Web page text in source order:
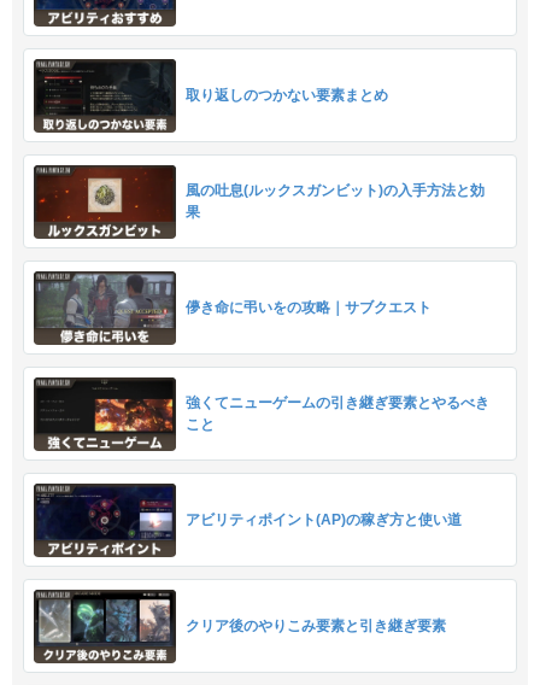
取り返しのつかない要素まとめ
風の吐息(ルックスガンビット)の入手方法と効
果
儚き命に弔いをの攻略｜サブクエスト
強くてニューゲームの引き継ぎ要素とやるべき
こと
アビリティポイント(AP)の稼ぎ方と使い道
クリア後のやりこみ要素と引き継ぎ要素